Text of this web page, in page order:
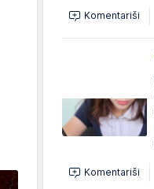
Komentariši
Komentariši